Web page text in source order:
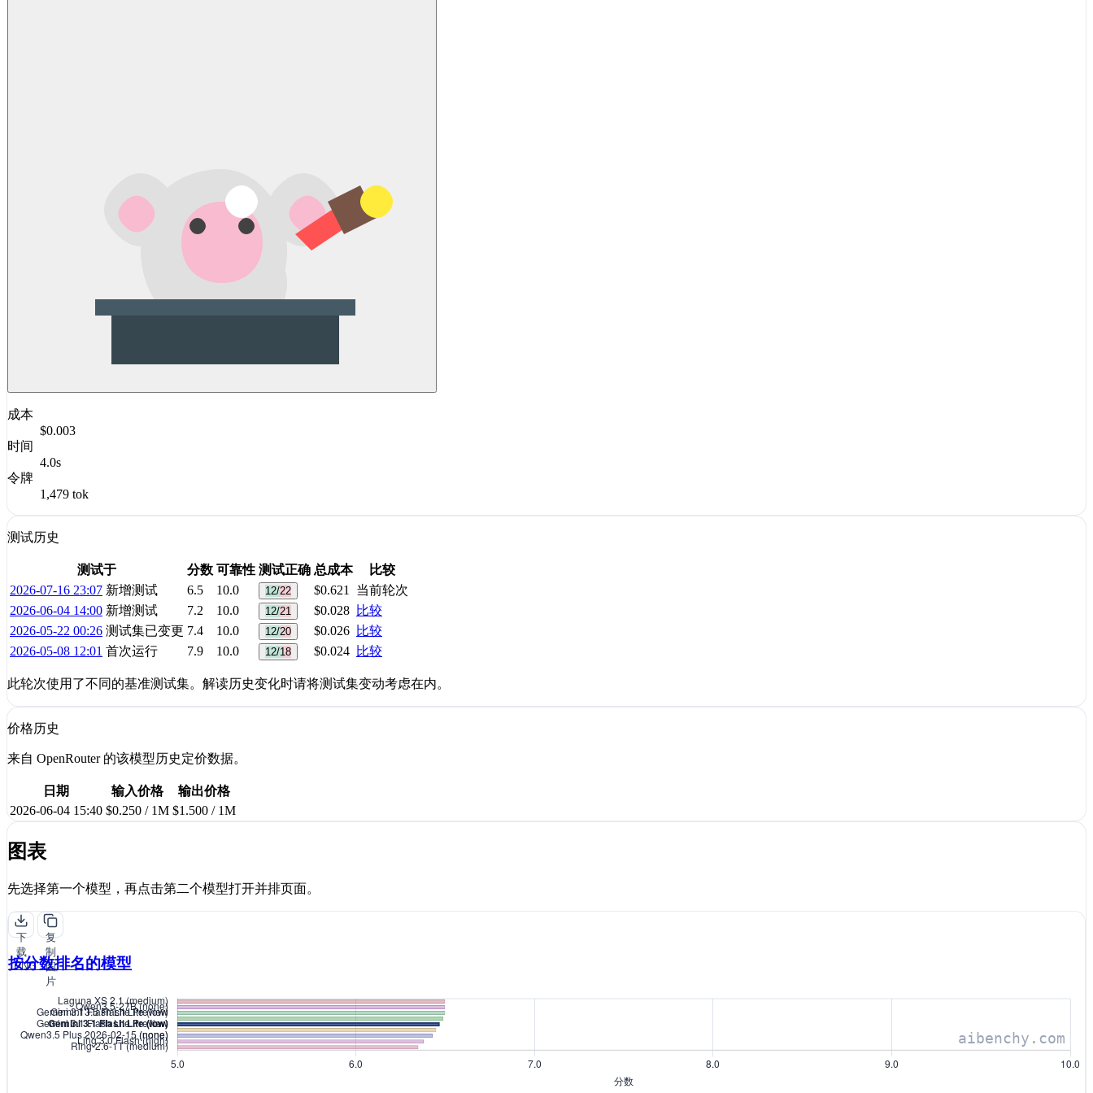
成本
$0.003
时间
4.0s
令牌
1,479 tok
测试历史
测试于 分数 可靠性 测试正确 总成本
比较
2026-07-16 23:07 新增测试 6.5 10.0 12/22 $0.621
当前轮次
2026-06-04 14:00 新增测试 7.2 10.0 12/21 $0.028 比较
2026-05-22 00:26 测试集已变更 7.4 10.0 12/20 $0.026 比较
2026-05-08 12:01 首次运行 7.9 10.0 12/18 $0.024 比较
此轮次使用了不同的基准测试集。解读历史变化时请将测试集变动考虑在内。
价格历史
来自 OpenRouter 的该模型历史定价数据。
日期 输入价格
输出价格
2026-06-04 15:40 $0.250 / 1M $1.500 / 1M
图表
先选择第一个模型，再点击第二个模型打开并排页面。
下
载
PNG
复
制
图
片
按分数排名的模型